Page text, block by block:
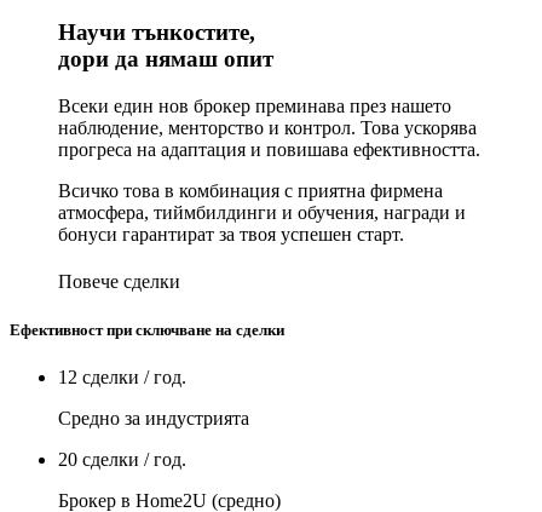
Научи тънкостите,
дори да нямаш опит
Всеки един нов брокер преминава през нашето
наблюдение, менторство и контрол. Това ускорява
прогреса на адаптация и повишава ефективността.
Всичко това в комбинация с приятна фирмена
атмосфера, тиймбилдинги и обучения, награди и
бонуси гарантират за твоя успешен старт.
Повече сделки
Ефективност при сключване на сделки
12 сделки / год.
Средно за индустрията
20 сделки / год.
Брокер в Home2U (средно)